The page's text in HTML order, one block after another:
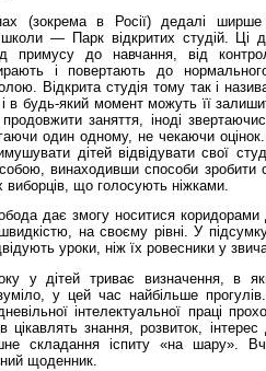
(зокрема в Росії) дедалі
школи — Парк відкритих студій. Ці
примусу до навчання, від
і повертають до
Відкрита студія тому так і
в будь-який момент можуть її
заняття, іноді
один одному, не чекаючи
дітей відвідувати свої
винаходивши способи зробити
виборців, що голосують ніжками.
дає змогу носитися
на своєму рівні. У
уроки, ніж їх ровесники у
у дітей триває визначення, в
у цей час найбільше
інтелектуальної праці
цікавлять знання, розвиток,
складання іспиту «на шару».
щоденник.